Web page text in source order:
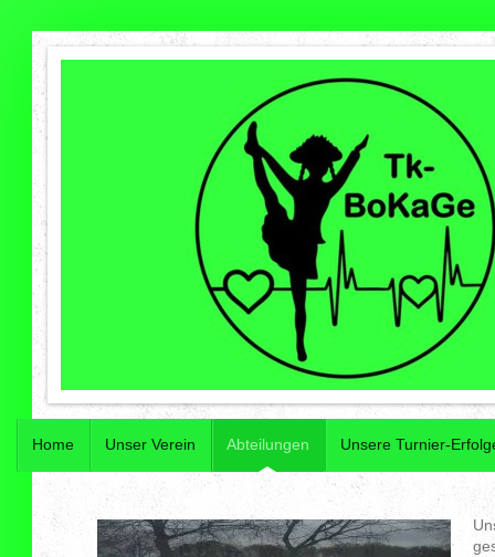
Home Unser Verein Abteilungen Unsere Turnier-